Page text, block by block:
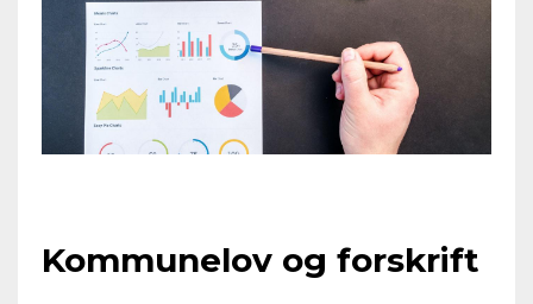
Kommunelov og forskrift